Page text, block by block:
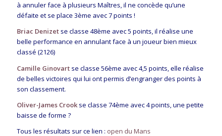
à annuler face à plusieurs Maîtres, il ne concède qu’une
défaite et se place 3ème avec 7 points !
Briac Denizetse classe 48ème avec 5 points, il réalise une
belle performance en annulant face à un joueur bien mieux
classé (2126)
Camille Ginovartse classe 56ème avec 4,5 points, elle réalise
de belles victoires qui lui ont permis d’engranger des points à
son classement.
Oliver-James Crookse classe 74ème avec 4 points, une petite
baisse de forme ?
Tous les résultats sur ce lien : open du Mans